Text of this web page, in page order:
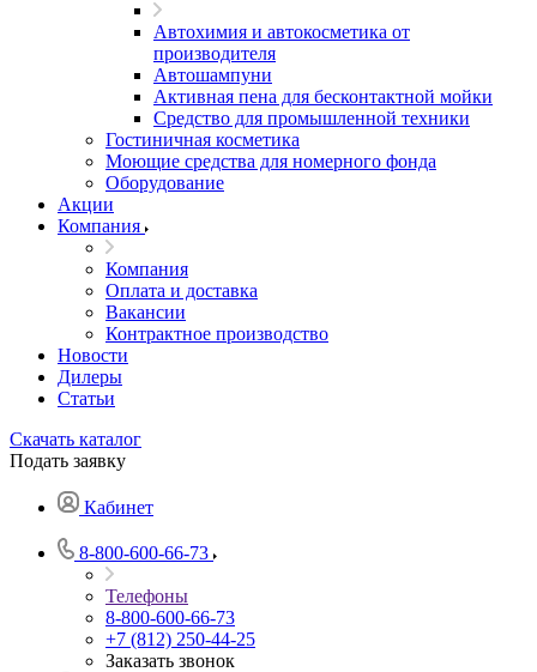
Автохимия и автокосметика от
производителя
Автошампуни
Активная пена для бесконтактной мойки
Средство для промышленной техники
Гостиничная косметика
Моющие средства для номерного фонда
Оборудование
Акции
Компания
Компания
Оплата и доставка
Вакансии
Контрактное производство
Новости
Дилеры
Статьи
Скачать каталог
Подать заявку
Кабинет
8-800-600-66-73
Телефоны
8-800-600-66-73
+7 (812) 250-44-25
Заказать звонок